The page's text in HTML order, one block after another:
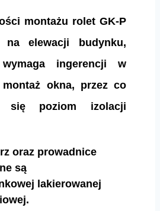
montażu rolet GK-P
na elewacji budynku,
ingerencji w
okna, przez co
się poziom izolacji
oraz prowadnice
są
lakierowanej